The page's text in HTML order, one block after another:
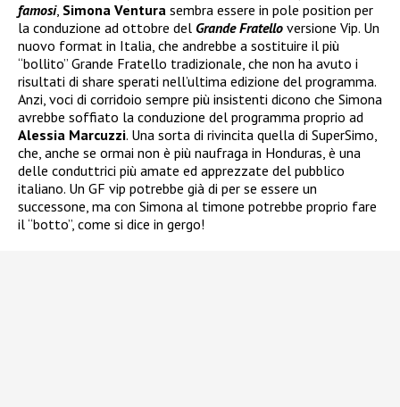
famosi, Simona Ventura sembra essere in pole position per
la conduzione ad ottobre del Grande Fratello versione Vip. Un
nuovo format in Italia, che andrebbe a sostituire il più
“bollito” Grande Fratello tradizionale, che non ha avuto i
risultati di share sperati nell’ultima edizione del programma.
Anzi, voci di corridoio sempre più insistenti dicono che Simona
avrebbe soffiato la conduzione del programma proprio ad
Alessia Marcuzzi. Una sorta di rivincita quella di SuperSimo,
che, anche se ormai non è più naufraga in Honduras, è una
delle conduttrici più amate ed apprezzate del pubblico
italiano. Un GF vip potrebbe già di per se essere un
successone, ma con Simona al timone potrebbe proprio fare
il “botto”, come si dice in gergo!